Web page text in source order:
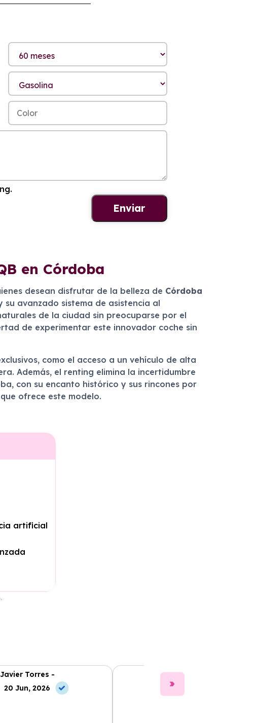
en Córdoba
desean disfrutar de la belleza de Córdoba
avanzado sistema de asistencia al
de la ciudad sin preocuparse por el
de experimentar este innovador coche sin
como el acceso a un vehículo de alta
Además, el renting elimina la incertidumbre
con su encanto histórico y sus rincones por
ofrece este modelo.
artificial
Javier Torres -
20 Jun, 2026
Clara Gómez -
10 Jul, 2026